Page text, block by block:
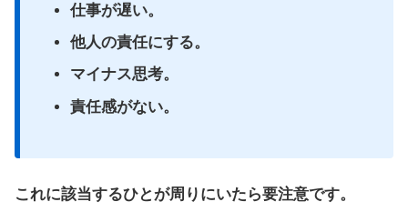
仕事が遅い。
他人の責任にする。
マイナス思考。
責任感がない。
これに該当するひとが周りにいたら要注意です。